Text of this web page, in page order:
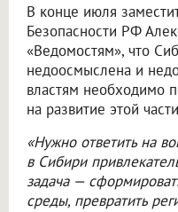
В конце июля
Безопасности РФ
«Ведомостям», что
недоосмыслена и
властям необходимо
на развитие этой
«Нужно ответить на
в Сибири
задача —
среды, превратить